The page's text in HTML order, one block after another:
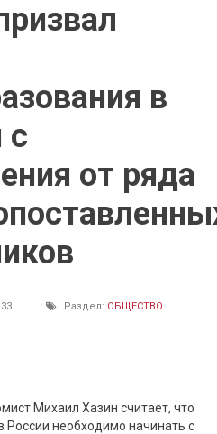
в
с
от ряда
Раздел: ОБЩЕСТВО
Михаил Хазин считает, что
России необходимо начинать с